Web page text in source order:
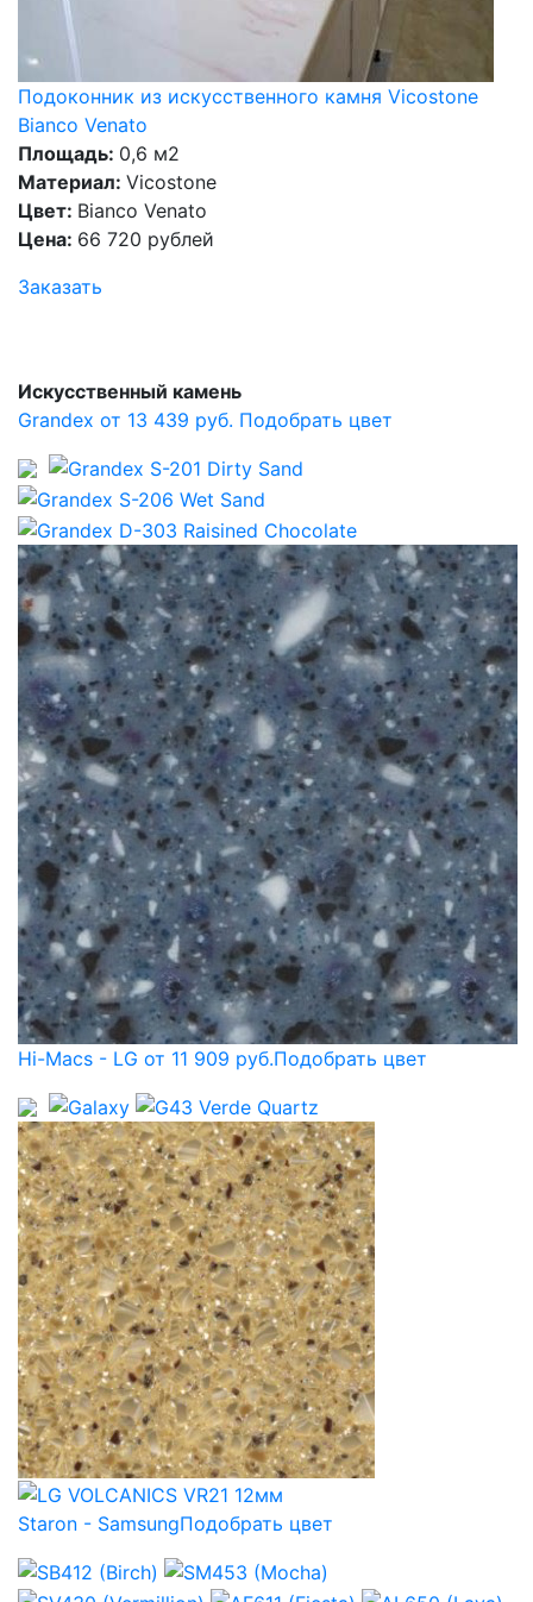
Подоконник из искусственного камня Vicostone
Bianco Venato
Площадь: 0,6 м2
Материал: Vicostone
Цвет: Bianco Venato
Цена: 66 720 рублей
Заказать
Искусственный камень
Grandex от 13 439 руб. Подобрать цвет
Hi-Macs - LG от 11 909 руб.Подобрать цвет
Staron - SamsungПодобрать цвет